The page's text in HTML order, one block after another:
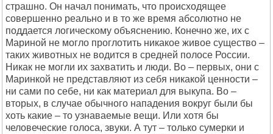
страшно. Он начал понимать, что происходящее
совершенно реально и в то же время абсолютно не
поддается логическому объяснению. Конечно же, их с
Мариной не могло проглотить никакое живое существо –
таких животных не водится в средней полосе России.
Никак не могли их захватить и люди. Во – первых, они с
Маринкой не представляют из себя никакой ценности –
ни сами по себе, ни как материал для выкупа. Во –
вторых, в случае обычного нападения вокруг были бы
хоть какие – то узнаваемые вещи. Или хотя бы
человеческие голоса, звуки. А тут – только сумерки и